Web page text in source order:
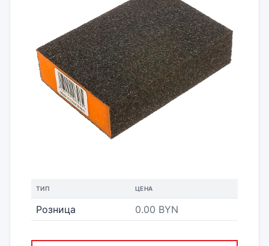
ТИП ЦЕНА
Розница 0.00 BYN